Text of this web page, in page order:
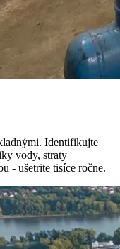
Identifikujte
vody, straty
- ušetrite tisíce ročne.